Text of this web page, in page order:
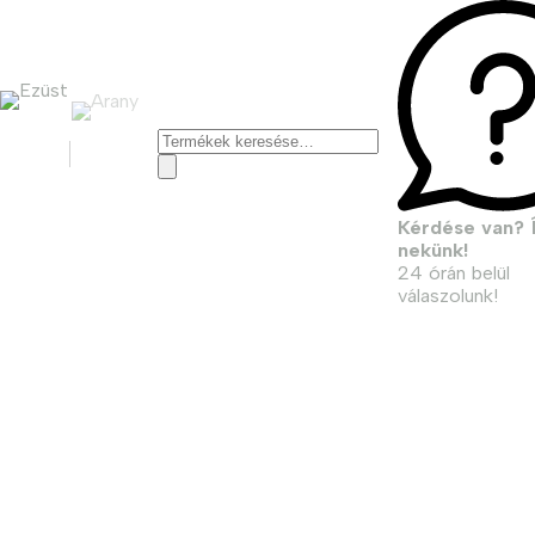
Keresés
a
következőre:
Kérdése van?
nekünk!
24 órán belül
válaszolunk!